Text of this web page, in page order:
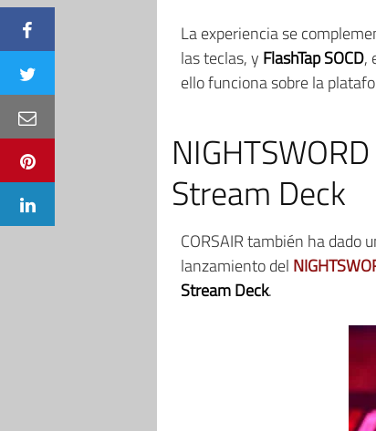
La experiencia se
las teclas, y FlashTap SOCD,
ello funciona sobre la
Stream Deck
CORSAIR también ha
lanzamiento del
Stream Deck.